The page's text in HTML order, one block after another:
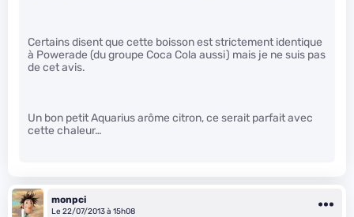
Certains disent que cette boisson est strictement identique
à Powerade (du groupe Coca Cola aussi) mais je ne suis pas
de cet avis.
Un bon petit Aquarius arôme citron, ce serait parfait avec
cette chaleur…
monpci
Le 22/07/2013 à 15h08